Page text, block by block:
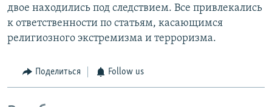
двое находились под следствием. Все привлекались
к ответственности по статьям, касающимся
религиозного экстремизма и терроризма.
Поделиться Follow us